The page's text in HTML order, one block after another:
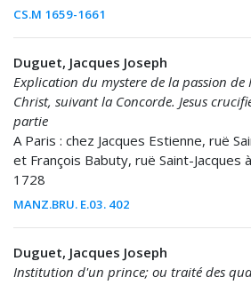
CS.M 1659-1661
Duguet, Jacques Joseph
Explication du mystere de la passion de
Christ, suivant la Concorde. Jesus
partie
A Paris : chez Jacques Estienne, ruë
et François Babuty, ruë Saint-Jacques
1728
MANZ.BRU. E.03. 402
Duguet, Jacques Joseph
Institution d'un prince; ou traité des